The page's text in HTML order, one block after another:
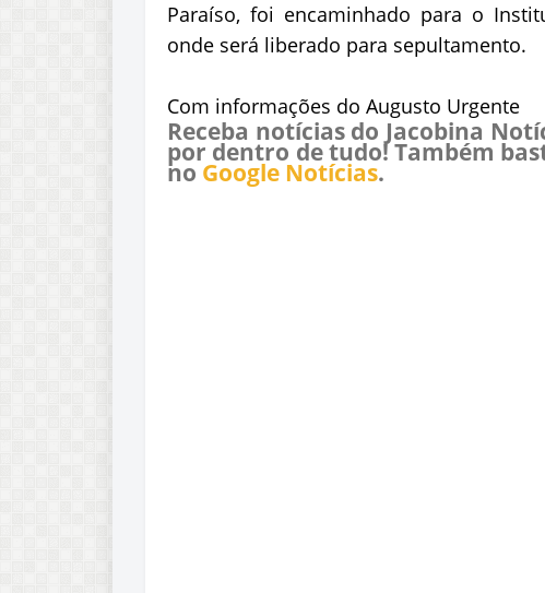
Paraíso, foi encaminhado para o
onde será liberado para sepultamento.
Com informações do Augusto Urgente
Receba notícias do Jacobina
por dentro de tudo! Também
no Google Notícias.